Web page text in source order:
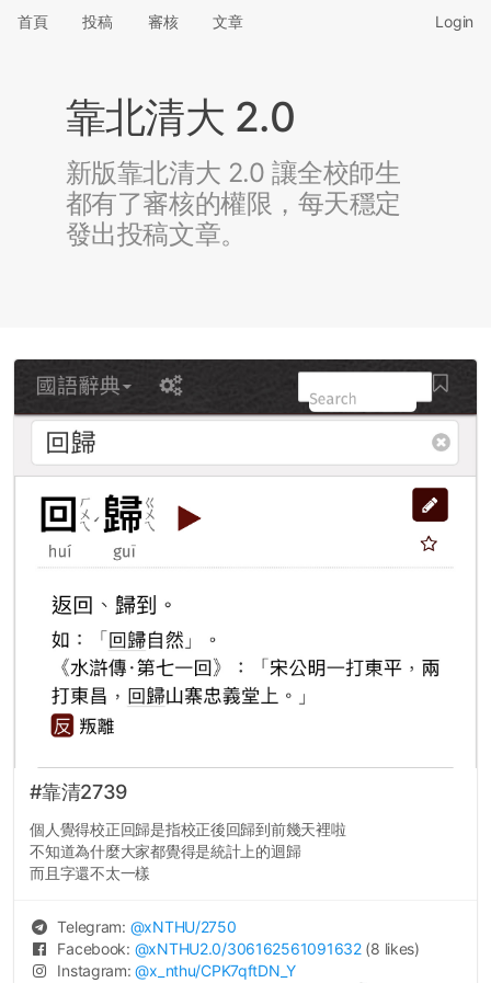
首頁 投稿 審核 文章 Login
靠北清大 2.0
新版靠北清大 2.0 讓全校師生
都有了審核的權限，每天穩定
發出投稿文章。
#靠清2739
個人覺得校正回歸是指校正後回歸到前幾天裡啦
不知道為什麼大家都覺得是統計上的迴歸
而且字還不太一樣
Telegram: @xNTHU/2750
Facebook: @xNTHU2.0/306162561091632 (8 likes)
Instagram:@x_nthu/CPK7qftDN_Y